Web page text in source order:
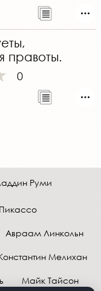
правоты.
0
Руми
Авраам Линкольн
Мелихан
Майк Тайсон